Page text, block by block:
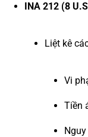
INA 212 (8
Liệt kê
Vi
Tiền